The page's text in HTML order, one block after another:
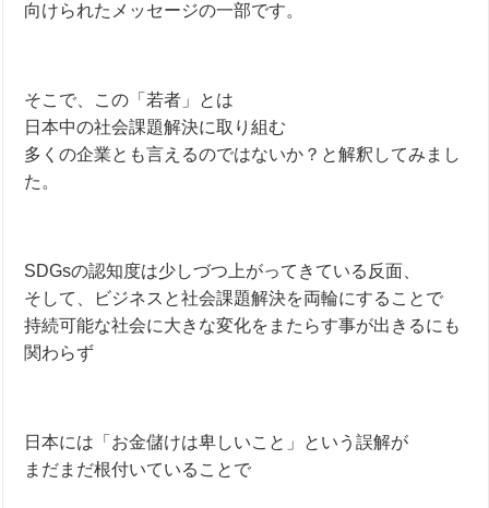
向けられたメッセージの一部です。
そこで、この「若者」とは
日本中の社会課題解決に取り組む
多くの企業とも言えるのではないか？と解釈してみまし
た。
SDGsの認知度は少しづつ上がってきている反面、
そして、ビジネスと社会課題解決を両輪にすることで
持続可能な社会に大きな変化をまたらす事が出きるにも
関わらず
日本には「お金儲けは卑しいこと」という誤解が
まだまだ根付いていることで